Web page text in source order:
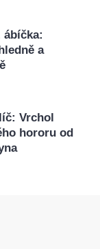
ábíčka:
a
Vrchol
hororu od